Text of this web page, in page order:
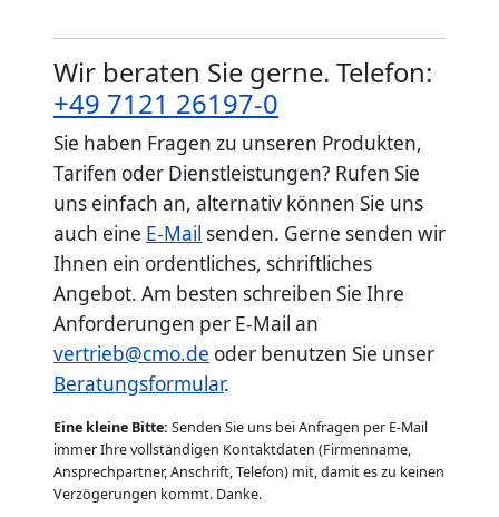
Wir beraten Sie gerne. Telefon:
+49 7121 26197-0
Sie haben Fragen zu unseren Produkten,
Tarifen oder Dienstleistungen? Rufen Sie
uns einfach an, alternativ können Sie uns
auch eine E-Mail senden. Gerne senden wir
Ihnen ein ordentliches, schriftliches
Angebot. Am besten schreiben Sie Ihre
Anforderungen per E-Mail an
vertrieb@cmo.de oder benutzen Sie unser
Beratungsformular.
Eine kleine Bitte: Senden Sie uns bei Anfragen per E-Mail
immer Ihre vollständigen Kontaktdaten (Firmenname,
Ansprechpartner, Anschrift, Telefon) mit, damit es zu keinen
Verzögerungen kommt. Danke.